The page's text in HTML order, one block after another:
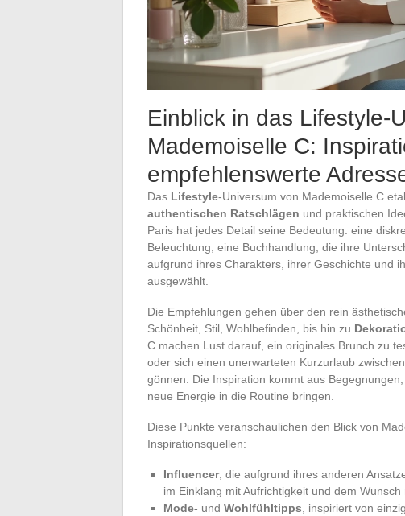
Einblick in das Lifestyle-
Mademoiselle C:
empfehlenswerte
Das Lifestyle-Universum von Mademoiselle C
authentischen Ratschlägen und praktischen
Paris hat jedes Detail seine Bedeutung: eine
Beleuchtung, eine Buchhandlung, die ihre
aufgrund ihres Charakters, ihrer Geschichte und
ausgewählt.
Die Empfehlungen gehen über den rein
Schönheit, Stil, Wohlbefinden, bis hin zu
C machen Lust darauf, ein originales Brunch zu
oder sich einen unerwarteten Kurzurlaub
gönnen. Die Inspiration kommt aus
neue Energie in die Routine bringen.
Diese Punkte veranschaulichen den Blick von
Inspirationsquellen:
Influencer, die aufgrund ihres anderen
im Einklang mit Aufrichtigkeit und dem Wunsch
Mode- und Wohlfühltipps , inspiriert von